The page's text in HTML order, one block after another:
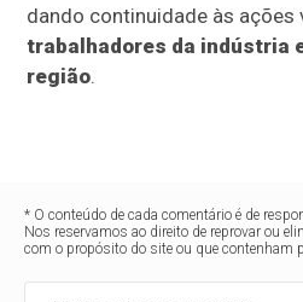
dando continuidade às ações
trabalhadores da indústria
região.
* O conteúdo de cada comentário é de
Nos reservamos ao direito de reprovar ou
com o propósito do site ou que contenham